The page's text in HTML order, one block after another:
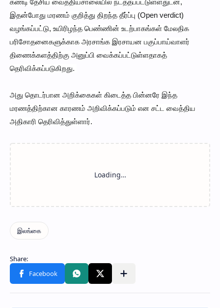
இதன்போது மரணம் குறித்து திறந்த தீர்ப்பு (Open verdict)
வழங்கப்பட்டு, உயிரிழந்த பெண்ணின் உடற்பாகங்கள் மேலதிக
பரிசோதனைகளுக்காக அரசாங்க இரசாயன பகுப்பாய்வாளர்
திணைக்களத்திற்கு அனுப்பி வைக்கப்பட்டுள்ளதாகத்
தெரிவிக்கப்படுகிறது.
அது தொடர்பான அறிக்கைகள் கிடைத்த பின்னரே இந்த
மரணத்திற்கான காரணம் அறிவிக்கப்படும் என சட்ட வைத்திய
அதிகாரி தெரிவித்துள்ளார்.